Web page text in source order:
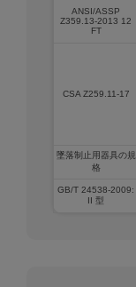
ANSI/ASSP
Z359.13-2013 12
FT
CSA Z259.11-17
墜落制止用器具の規
格
GB/T 24538-2009:
II 型